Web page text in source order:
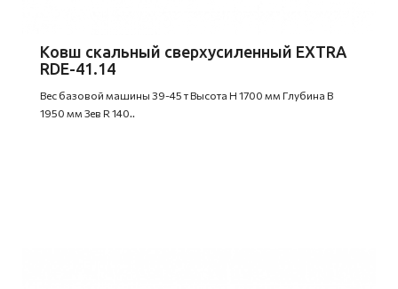
Ковш скальный сверхусиленный EXTRA
RDE-41.14
Вес базовой машины 39-45 т Высота H 1700 мм Глубина B
1950 мм Зев R 140..